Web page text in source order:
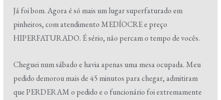
Já foi bom. Agora é só mais um lugar superfaturado em
pinheiros, com atendimento MEDÍOCRE e preço
HIPERFATURADO. É sério, não percam o tempo de vocês.
Cheguei num sábado e havia apenas uma mesa ocupada. Meu
pedido demorou mais de 45 minutos para chegar, admitiram
que PERDERAM o pedido e o funcionário foi extremamente